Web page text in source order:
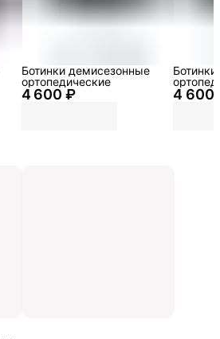
4 600 ₽
Ботинки демисезонные
ортопедические
4 600